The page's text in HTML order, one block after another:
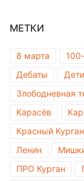
МЕТКИ
8 марта
Дебаты
Злободневная
Карасёв
Красный Курган
Ленин
ПРО Курган